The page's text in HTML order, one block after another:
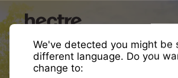
We've detected you might be
different language. Do you
change to: